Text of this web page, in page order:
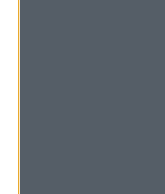
σε Σκύρο και
τεχνική ηγεσία
του Great Sea
Γερουσίας
95
κοροϊδίας από τον
επιδόσεις στο α'